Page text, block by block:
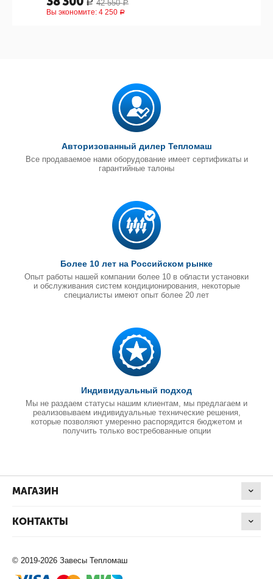
Р 42 550 Р
Вы экономите:4 250 Р
Авторизованный дилер Тепломаш
Все продаваемое нами оборудование имеет сертификаты и
гарантийные талоны
Более 10 лет на Российском рынке
Опыт работы нашей компании более 10 в области установки
и обслуживания систем кондиционирования, некоторые
специалисты имеют опыт более 20 лет
Индивидуальный подход
Мы не раздаем статусы нашим клиентам, мы предлагаем и
реализовываем индивидуальные технические решения,
которые позволяют умеренно распорядится бюджетом и
получить только востребованные опции
МАГАЗИН
КОНТАКТЫ
© 2019-2026 Завесы Тепломаш